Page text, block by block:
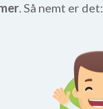
. Så nemt er det: